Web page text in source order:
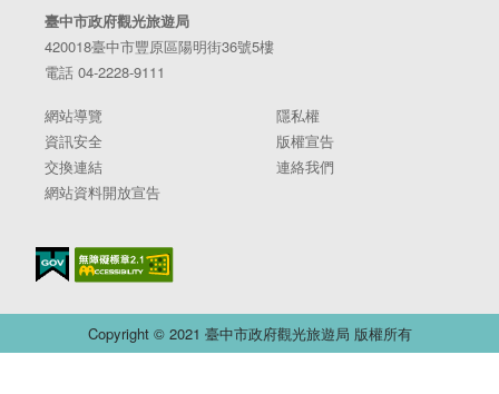
臺中市政府觀光旅遊局
420018臺中市豐原區陽明街36號5樓
電話 04-2228-9111
網站導覽
隱私權
資訊安全
版權宣告
交換連結
連絡我們
網站資料開放宣告
Copyright © 2021 臺中市政府觀光旅遊局 版權所有